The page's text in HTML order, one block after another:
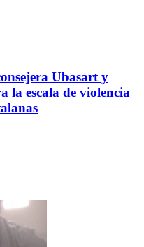
Ubasart y
la escala de violencia